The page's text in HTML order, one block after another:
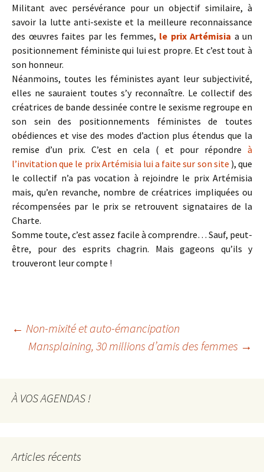
Militant avec persévérance pour un objectif similaire, à
savoir la lutte anti-sexiste et la meilleure reconnaissance
des œuvres faites par les femmes, le prix Artémisia a un
positionnement féministe qui lui est propre. Et c’est tout à
son honneur.
Néanmoins, toutes les féministes ayant leur subjectivité,
elles ne sauraient toutes s’y reconnaître. Le collectif des
créatrices de bande dessinée contre le sexisme regroupe en
son sein des positionnements féministes de toutes
obédiences et vise des modes d’action plus étendus que la
remise d’un prix. C’est en cela ( et pour répondre à
l’invitation que le prix Artémisia lui a faite sur son site ), que
le collectif n’a pas vocation à rejoindre le prix Artémisia
mais, qu’en revanche, nombre de créatrices impliquées ou
récompensées par le prix se retrouvent signataires de la
Charte.
Somme toute, c’est assez facile à comprendre… Sauf, peut-
être, pour des esprits chagrin. Mais gageons qu’ils y
trouveront leur compte !
Navigation
articles
← Non-mixité et auto-émancipation
Mansplaining, 30 millions d’amis des femmes →
À VOS AGENDAS !
Articles récents